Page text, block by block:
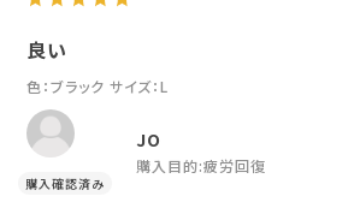
良い
色：ブラック サイズ：L
JO
購入目的:疲労回復